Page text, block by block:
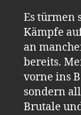
Es türmen
Kämpfe
an
bereits.
vorne ins
sondern
Brutale